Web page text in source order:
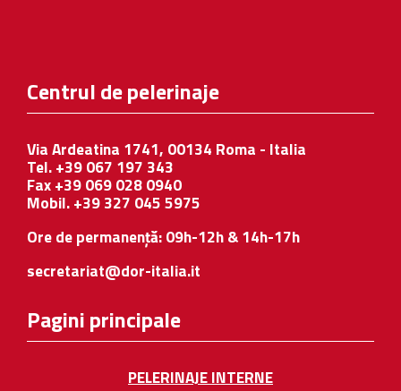
Centrul de pelerinaje
Via Ardeatina 1741, 00134 Roma - Italia
Tel. +39 067 197 343
Fax +39 069 028 0940
Mobil. +39 327 045 5975
Ore de permanență: 09h-12h & 14h-17h
secretariat@dor-italia.it
Pagini principale
PELERINAJE INTERNE